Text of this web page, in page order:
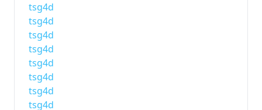
tsg4d
tsg4d
tsg4d
tsg4d
tsg4d
tsg4d
tsg4d
tsg4d